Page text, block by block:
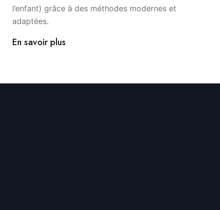
l’enfant) grâce à des méthodes modernes et
adaptées.
En savoir plus